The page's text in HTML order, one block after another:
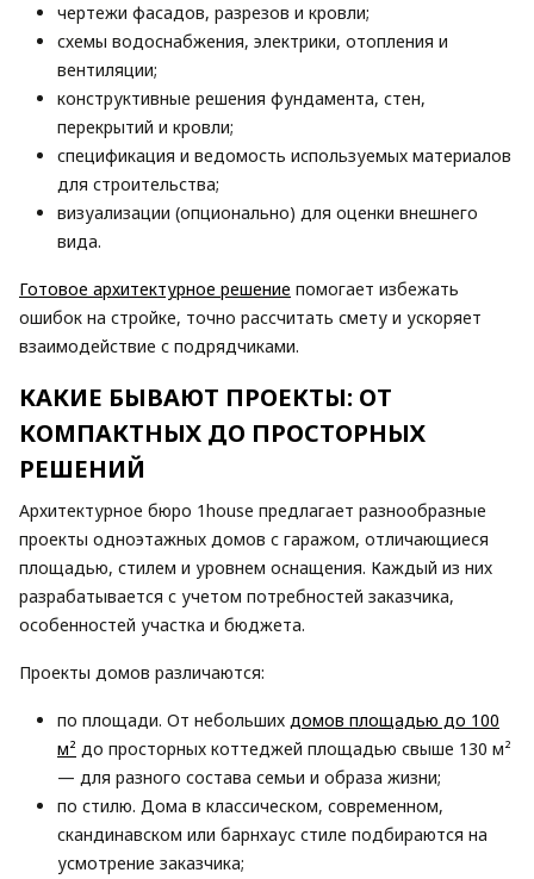
чертежи фасадов, разрезов и кровли;
схемы водоснабжения, электрики, отопления и
вентиляции;
конструктивные решения фундамента, стен,
перекрытий и кровли;
спецификация и ведомость используемых материалов
для строительства;
визуализации (опционально) для оценки внешнего
вида.
Готовое архитектурное решение помогает избежать
ошибок на стройке, точно рассчитать смету и ускоряет
взаимодействие с подрядчиками.
КАКИЕ БЫВАЮТ ПРОЕКТЫ: ОТ
КОМПАКТНЫХ ДО ПРОСТОРНЫХ
РЕШЕНИЙ
Архитектурное бюро 1house предлагает разнообразные
проекты одноэтажных домов с гаражом, отличающиеся
площадью, стилем и уровнем оснащения. Каждый из них
разрабатывается с учетом потребностей заказчика,
особенностей участка и бюджета.
Проекты домов различаются:
по площади. От небольших домов площадью до 100
м² до просторных коттеджей площадью свыше 130 м²
— для разного состава семьи и образа жизни;
по стилю. Дома в классическом, современном,
скандинавском или барнхаус стиле подбираются на
усмотрение заказчика;